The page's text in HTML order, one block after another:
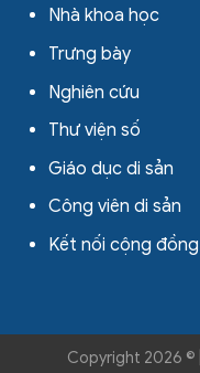
Nhà khoa học
Trưng bày
Nghiên cứu
Thư viện số
Giáo dục di sản
Công viên di sản
Kết nối cộng đồng
Copyright 2026 ©